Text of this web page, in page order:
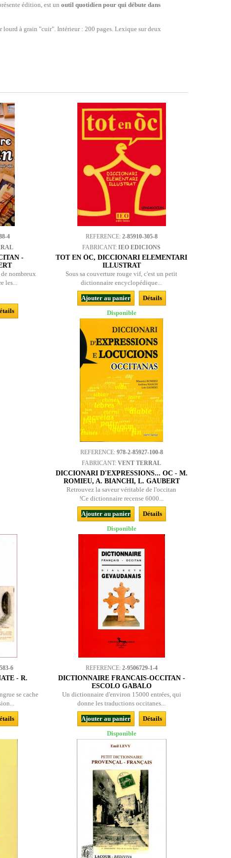
édition, est un outil quotidien pour qui débute dans
lourd à grain "cuir". Intérieur : 200 pages. Lexique sur deux
4
-
nombreux
les...
REFERENCE: 2-85910-305-8
FABRICANT:IEO EDICIONS
TOT EN ÒC, DICCIONARI ELEMENTARI
ILLUSTRAT
Sous sa couverture rouge vif, c'est un petit
dictionnaire encyclopédique...
Ajouter au panier
Détails
Disponible
REFERENCE: 978-2-85927-100-8
FABRICANT:VENT TERRAL
DICCIONARI D'EXPRESSIONS... OC - M.
ROMIEU, A. BIANCHI, L. GAUBERT
Retrouvez la saveur véritable de l'occitan
!Ce dictionnaire recense 6000...
Ajouter au panier
Détails
Disponible
6
- R.
se cache
REFERENCE: 2-9506729-1-4
DICTIONNAIRE FRANCAIS-OCCITAN -
ESCOLO GABALO
Un dictionnaire d'environ 15000 entrées, qui
donne les traductions occitanes...
Ajouter au panier
Détails
Disponible